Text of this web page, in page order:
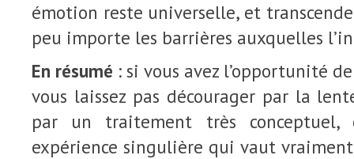
émotion reste universelle, et
peu importe les barrières auxquelles
En résumé : si vous avez l’opportunité
vous laissez pas décourager par la
par un traitement très
expérience singulière qui vaut